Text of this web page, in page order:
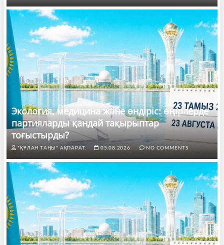
Экология, медицина және өндіріс: өңірлерде
партияларды қандай тақырыптар
тоғыстырды?
"ҚҰЛАН ТАҢЫ" АҚПАРАТ. 05.08.2026 NO COMMENTS